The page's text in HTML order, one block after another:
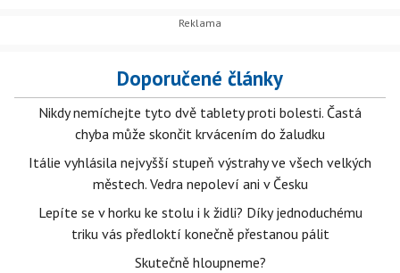
Doporučené články
Nikdy nemíchejte tyto dvě tablety proti bolesti. Častá
chyba může skončit krvácením do žaludku
Itálie vyhlásila nejvyšší stupeň výstrahy ve všech velkých
městech. Vedra nepoleví ani v Česku
Lepíte se v horku ke stolu i k židli? Díky jednoduchému
triku vás předloktí konečně přestanou pálit
Skutečně hloupneme?